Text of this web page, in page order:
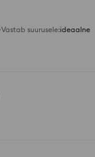
Vastab suurusele:ideaalne